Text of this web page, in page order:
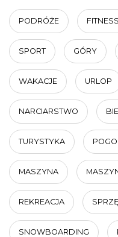
PODRÓŻE FITNESS
SPORT GÓRY
WAKACJE URLOP
NARCIARSTWO
TURYSTYKA
MASZYNA
REKREACJA
SNOWBOARDING